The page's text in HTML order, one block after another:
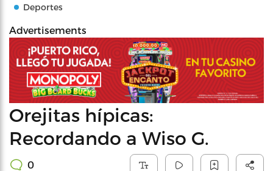
Deportes
Advertisements
Orejitas hípicas:
Recordando a Wiso G.
0